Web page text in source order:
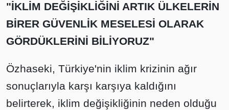
"İKLİM DEĞİŞİKLİĞİNİ ARTIK ÜLKELERİN
BİRER GÜVENLİK MESELESİ OLARAK
GÖRDÜKLERİNİ BİLİYORUZ"
Özhaseki, Türkiye'nin iklim krizinin ağır
sonuçlarıyla karşı karşıya kaldığını
belirterek, iklim değişikliğinin neden olduğu